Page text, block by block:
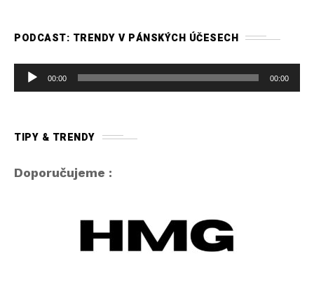
PODCAST: TRENDY V PÁNSKÝCH ÚČESECH
u
p
00:00 00:00
TIPY & TRENDY
Doporučujeme :